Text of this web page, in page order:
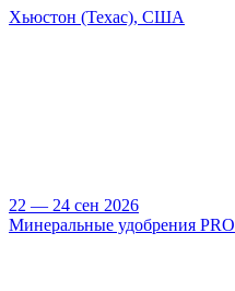
Хьюстон (Техас), США
22 — 24 сен 2026
Минеральные удобрения PRO